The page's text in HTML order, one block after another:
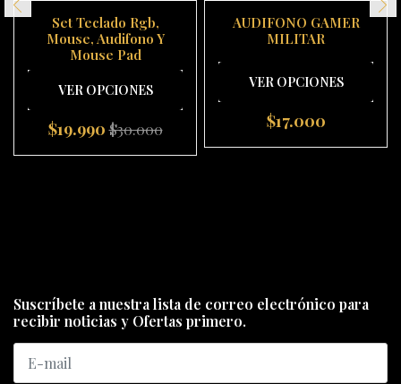
Set Teclado Rgb,
Mouse, Audifono Y
Mouse Pad
VER OPCIONES
$19.990 $30.000
AUDIFONO GAMER
MILITAR
VER OPCIONES
$17.000
Suscríbete a nuestra lista de correo electrónico para
recibir noticias y Ofertas primero.